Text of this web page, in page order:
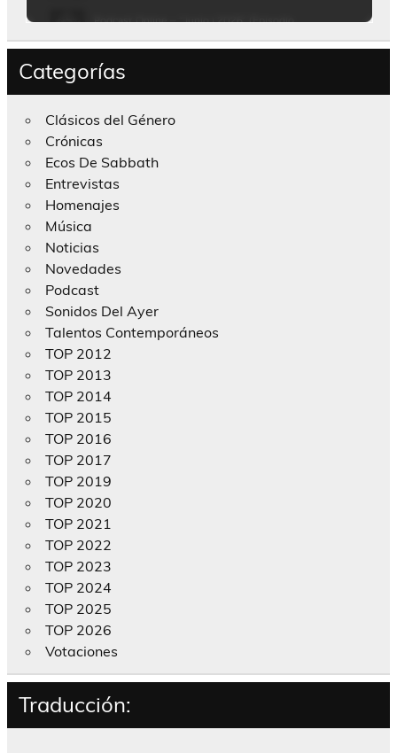
Categorías
Clásicos del Género
Crónicas
Ecos De Sabbath
Entrevistas
Homenajes
Música
Noticias
Novedades
Podcast
Sonidos Del Ayer
Talentos Contemporáneos
TOP 2012
TOP 2013
TOP 2014
TOP 2015
TOP 2016
TOP 2017
TOP 2019
TOP 2020
TOP 2021
TOP 2022
TOP 2023
TOP 2024
TOP 2025
TOP 2026
Votaciones
Traducción: